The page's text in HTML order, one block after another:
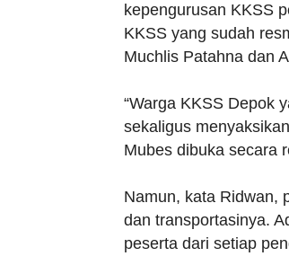
kepengurusan KKSS
KKSS yang sudah
Muchlis Patahna dan
“Warga KKSS Depok
sekaligus
Mubes dibuka secara
Namun, kata Ridwan,
dan transportasinya.
peserta dari setiap